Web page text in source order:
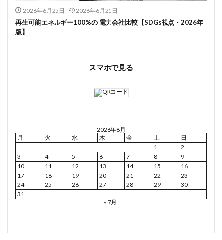
2026年6月25日 2026年6月25日
再生可能エネルギー100%の 電力会社比較【SDGs視点・2026年
版】
スマホで見る
2026年8月
月
火 水 木 金 土
日
1
2
3
4 5 6 7 8
9
10
11 12 13 14 15
16
17
18 19 20 21 22
23
24
25 26 27 28 29
30
31
« 7月